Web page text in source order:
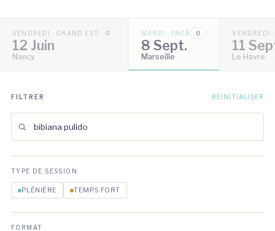
VENDREDI · GRAND EST 0
12 Juin
Nancy
MARDI · PACA 0
8 Sept.
Marseille
VENDREDI
11
Le Havre
FILTRER RÉINITIALISER
TYPE DE SESSION
PLÉNIÈRE TEMPS FORT
FORMAT